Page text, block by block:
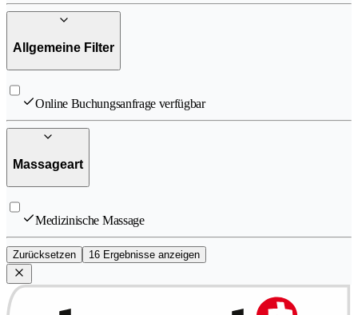
Allgemeine Filter
Online Buchungsanfrage verfügbar
Massageart
Medizinische Massage
Zurücksetzen 16 Ergebnisse anzeigen